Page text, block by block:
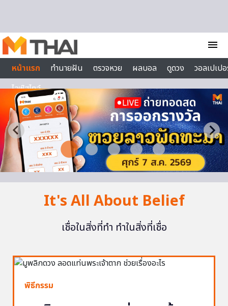
menu
หน้าแรก
ทำนายฝัน ตรวจหวย ผลบอล ดูดวง
วอลเปเป
ไลฟ์สไตล์
It's All About Belief
เชื่อในสิ่งที่ทำ ทำในสิ่งที่เชื่อ
พิธีกรรม